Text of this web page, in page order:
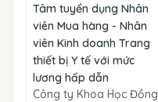
Tâm tuyển dụng Nhân
viên Mua hàng - Nhân
viên Kinh doanh Trang
thiết bị Y tế với mức
lương hấp dẫn
Công ty Khoa Học Đồng